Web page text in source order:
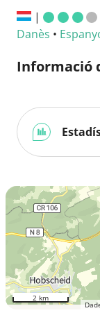
|
Danès •
Informació
2 km